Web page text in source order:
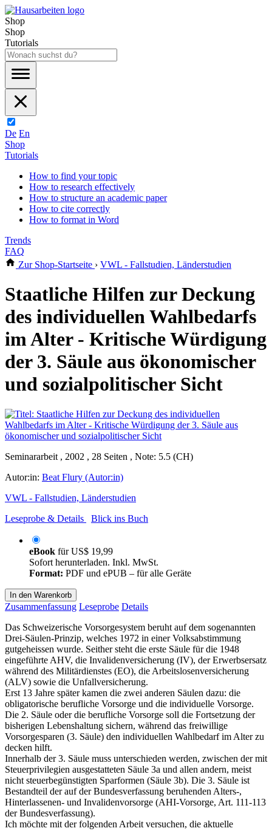
Shop
Shop
Tutorials
De En
Shop
Tutorials
How to find your topic
How to research effectively
How to structure an academic paper
How to cite correctly
How to format in Word
Trends
FAQ
Zur Shop-Startseite › VWL - Fallstudien, Länderstudien
Staatliche Hilfen zur Deckung
des individuellen Wahlbedarfs
im Alter - Kritische Würdigung
der 3. Säule aus ökonomischer
und sozialpolitischer Sicht
Seminararbeit , 2002 , 28 Seiten , Note: 5.5 (CH)
Autor:in: Beat Flury (Autor:in)
VWL - Fallstudien, Länderstudien
Leseprobe & Details
Blick ins Buch
eBook fürUS$ 19,99
Sofort herunterladen. Inkl. MwSt.
Format: PDF und ePUB – für alle Geräte
In den Warenkorb
Zusammenfassung Leseprobe Details
Das Schweizerische Vorsorgesystem beruht auf dem sogenannten
Drei-Säulen-Prinzip, welches 1972 in einer Volksabstimmung
gutgeheissen wurde. Seither steht die erste Säule für die 1948
eingeführte AHV, die Invalidenversicherung (IV), der Erwerbsersatz
während des Militärdienstes (EO), die Arbeitslosenversicherung
(ALV) sowie die Unfallversicherung.
Erst 13 Jahre später kamen die zwei anderen Säulen dazu: die
obligatorische berufliche Vorsorge und die individuelle Vorsorge.
Die 2. Säule oder die berufliche Vorsorge soll die Fortsetzung der
bisherigen Lebenshaltung sichern, während das freiwillige
Vorsorgesparen (3. Säule) den individuellen Wahlbedarf im Alter zu
decken hilft.
Innerhalb der 3. Säule muss unterschieden werden, zwischen der mit
Steuerprivilegien ausgestatteten Säule 3a und allen andern, meist
nicht steuerbegünstigten Sparformen (Säule 3b). Die 3. Säule ist
Bestandteil der auf der Bundesverfassung beruhenden Alters-,
Hinterlassenen- und Invalidenvorsorge (AHI-Vorsorge, Art. 111-113
der Bundesverfassung).
Ich möchte mit der folgenden Arbeit versuchen, die aktuelle